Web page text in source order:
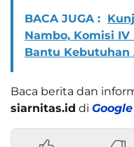
BACA JUGA :
Nambo, Komisi IV
Bantu Kebutuhan
Baca berita dan
siarnitas.id di